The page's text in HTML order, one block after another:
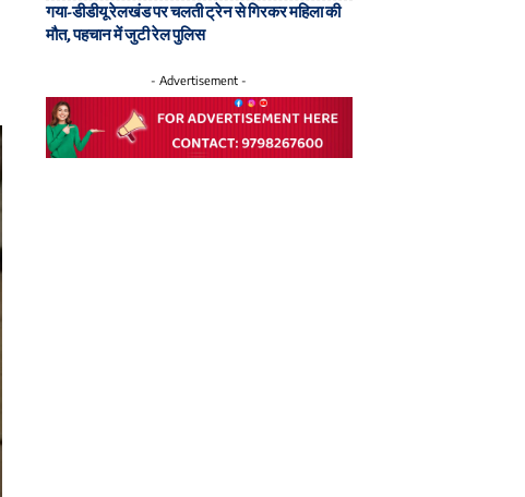
गया-डीडीयू रेलखंड पर चलती ट्रेन से गिरकर महिला की
मौत, पहचान में जुटी रेल पुलिस
- Advertisement -